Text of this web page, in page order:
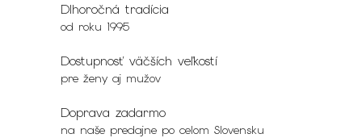
Dlhoročná tradícia
od roku 1995
Dostupnosť väčších veľkostí
pre ženy aj mužov
Doprava zadarmo
na naše predajne po celom Slovensku